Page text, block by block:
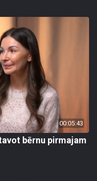
00:05:43
bērnu pirmajam